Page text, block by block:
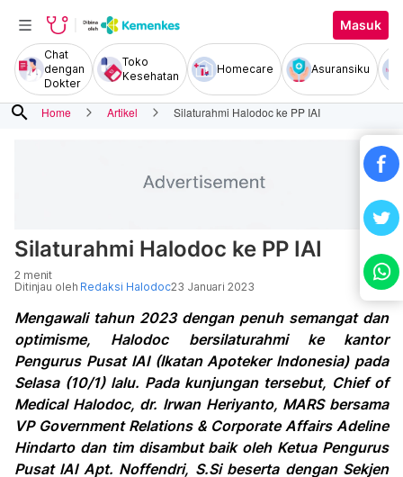
Masuk
Chat
dengan
Dokter
Toko
Kesehatan
Homecare Asuransiku
search Home Artikel Silaturahmi Halodoc ke PP IAI
Silaturahmi Halodoc ke PP IAI
2 menit
Ditinjau oleh Redaksi Halodoc23 Januari 2023
Mengawali tahun 2023 dengan penuh semangat dan
optimisme, Halodoc bersilaturahmi ke kantor
Pengurus Pusat IAI (Ikatan Apoteker Indonesia) pada
Selasa (10/1) lalu. Pada kunjungan tersebut, Chief of
Medical Halodoc, dr. Irwan Heriyanto, MARS bersama
VP Government Relations & Corporate Affairs Adeline
Hindarto dan tim disambut baik oleh Ketua Pengurus
Pusat IAI Apt. Noffendri, S.Si beserta dengan Sekjen